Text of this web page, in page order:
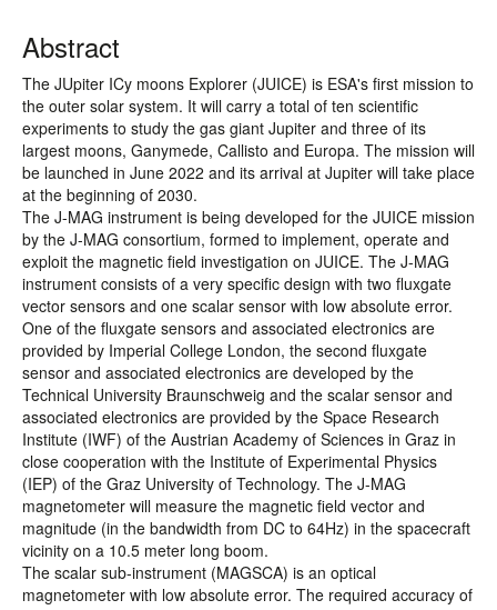
Abstract
The JUpiter ICy moons Explorer (JUICE) is ESA's first mission to
the outer solar system. It will carry a total of ten scientific
experiments to study the gas giant Jupiter and three of its
largest moons, Ganymede, Callisto and Europa. The mission will
be launched in June 2022 and its arrival at Jupiter will take place
at the beginning of 2030.
The J-MAG instrument is being developed for the JUICE mission
by the J-MAG consortium, formed to implement, operate and
exploit the magnetic field investigation on JUICE. The J-MAG
instrument consists of a very specific design with two fluxgate
vector sensors and one scalar sensor with low absolute error.
One of the fluxgate sensors and associated electronics are
provided by Imperial College London, the second fluxgate
sensor and associated electronics are developed by the
Technical University Braunschweig and the scalar sensor and
associated electronics are provided by the Space Research
Institute (IWF) of the Austrian Academy of Sciences in Graz in
close cooperation with the Institute of Experimental Physics
(IEP) of the Graz University of Technology. The J-MAG
magnetometer will measure the magnetic field vector and
magnitude (in the bandwidth from DC to 64Hz) in the spacecraft
vicinity on a 10.5 meter long boom.
The scalar sub-instrument (MAGSCA) is an optical
magnetometer with low absolute error. The required accuracy of